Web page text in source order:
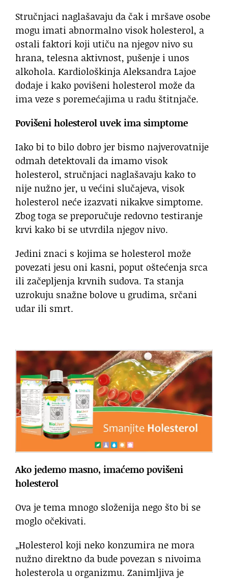
Stručnjaci naglašavaju da čak i mršave osobe
mogu imati abnormalno visok holesterol, a
ostali faktori koji utiču na njegov nivo su
hrana, telesna aktivnost, pušenje i unos
alkohola. Kardiološkinja Aleksandra Lajoe
dodaje i kako povišeni holesterol može da
ima veze s poremećajima u radu štitnjače.
Povišeni holesterol uvek ima simptome
Iako bi to bilo dobro jer bismo najverovatnije
odmah detektovali da imamo visok
holesterol, stručnjaci naglašavaju kako to
nije nužno jer, u većini slučajeva, visok
holesterol neće izazvati nikakve simptome.
Zbog toga se preporučuje redovno testiranje
krvi kako bi se utvrdila njegov nivo.
Jedini znaci s kojima se holesterol može
povezati jesu oni kasni, poput oštećenja srca
ili začepljenja krvnih sudova. Ta stanja
uzrokuju snažne bolove u grudima, srčani
udar ili smrt.
Ako jedemo masno, imaćemo povišeni
holesterol
Ova je tema mnogo složenija nego što bi se
moglo očekivati.
„Holesterol koji neko konzumira ne mora
nužno direktno da bude povezan s nivoima
holesterola u organizmu. Zanimljiva je